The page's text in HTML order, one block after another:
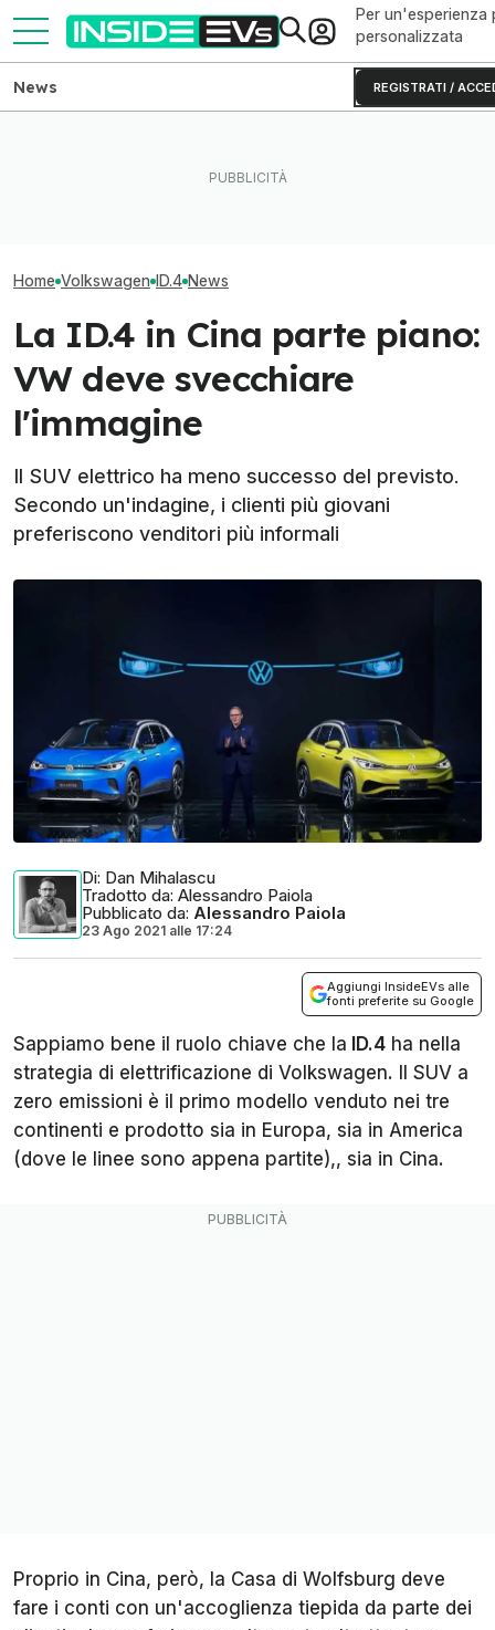
Per un'esperienza
personalizzata
REGISTRATI /
News
Home Volkswagen ID.4 News
La ID.4 in Cina parte piano:
VW deve svecchiare
l'immagine
Il SUV elettrico ha meno successo del previsto.
Secondo un'indagine, i clienti più giovani
preferiscono venditori più informali
Di: Dan Mihalascu
Tradotto da: Alessandro Paiola
Pubblicato da: Alessandro Paiola
23 Ago 2021 alle 17:24
Aggiungi InsideEVs alle
fonti preferite su Google
Sappiamo bene il ruolo chiave che la ID.4 ha nella
strategia di elettrificazione di Volkswagen. Il SUV a
zero emissioni è il primo modello venduto nei tre
continenti e prodotto sia in Europa, sia in America
(dove le linee sono appena partite),, sia in Cina.
Proprio in Cina, però, la Casa di Wolfsburg deve
fare i conti con un'accoglienza tiepida da parte dei